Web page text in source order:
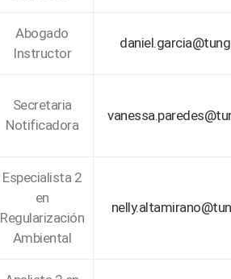
Abogado
Instructor
Secretaria
Notificadora
Especialista 2
en
Regularización
Ambiental